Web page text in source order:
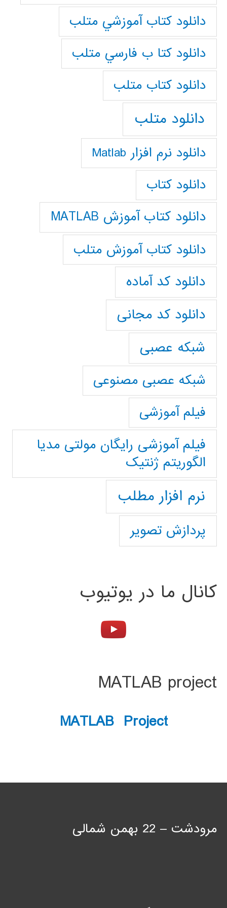
دانلود كتاب آموزشي متلب
دانلود كتا ب فارسي متلب
دانلود كتاب متلب
دانلود متلب
دانلود نرم افزار Matlab
دانلود کتاب
دانلود کتاب آموزش MATLAB
دانلود کتاب آموزش متلب
دانلود کد آماده
دانلود کد مجانی
شبکه عصبی
شبکه عصبی مصنوعی
فیلم آموزشی
فیلم آموزشی رایگان مولتی مدیا
الگوریتم ژنتیک
نرم افزار مطلب
پردازش تصویر
کانال ما در یوتیوب
MATLAB project
MATLAB Project
مرودشت – 22 بهمن شمالی